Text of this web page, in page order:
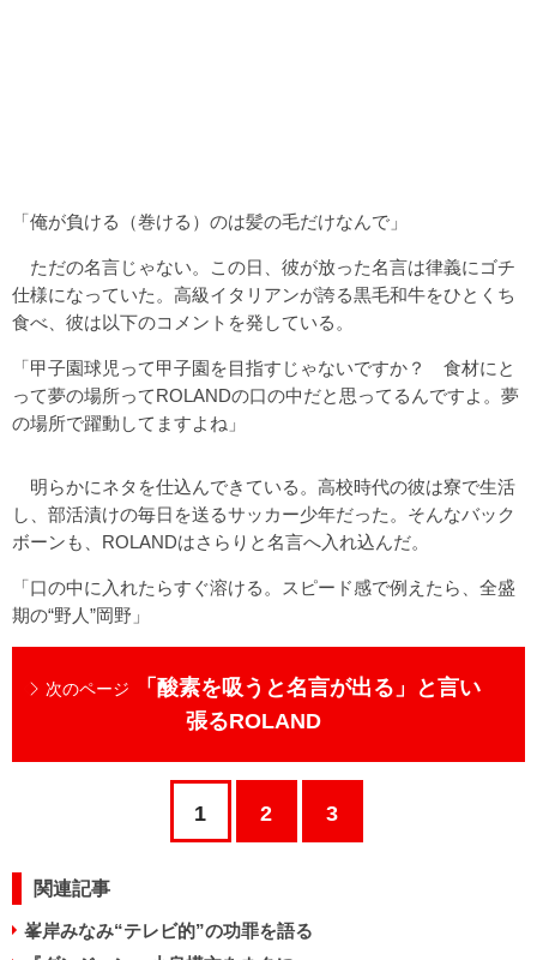
「俺が負ける（巻ける）のは髪の毛だけなんで」
ただの名言じゃない。この日、彼が放った名言は律義にゴチ
仕様になっていた。高級イタリアンが誇る黒毛和牛をひとくち
食べ、彼は以下のコメントを発している。
「甲子園球児って甲子園を目指すじゃないですか？ 食材にと
って夢の場所ってROLANDの口の中だと思ってるんですよ。夢
の場所で躍動してますよね」
明らかにネタを仕込んできている。高校時代の彼は寮で生活
し、部活漬けの毎日を送るサッカー少年だった。そんなバック
ボーンも、ROLANDはさらりと名言へ入れ込んだ。
「口の中に入れたらすぐ溶ける。スピード感で例えたら、全盛
期の“野人”岡野」
次のページ
「酸素を吸うと名言が出る」と言い
張るROLAND
1 2 3
関連記事
峯岸みなみ“テレビ的”の功罪を語る